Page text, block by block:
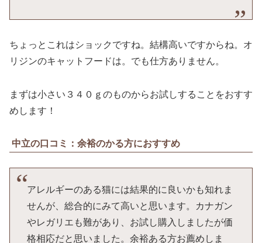
ちょっとこれはショックですね。結構高いですからね。オ
リジンのキャットフードは。でも仕方ありません。
まずは小さい３４０ｇのものからお試しすることをおすす
めします！
中立の口コミ：余裕のかる方におすすめ
アレルギーのある猫には結果的に良いかも知れま
せんが、総合的にみて高いと思います。カナガン
やレガリエも難があり、お試し購入しましたが価
格相応だと思いました。余裕ある方お薦めしま